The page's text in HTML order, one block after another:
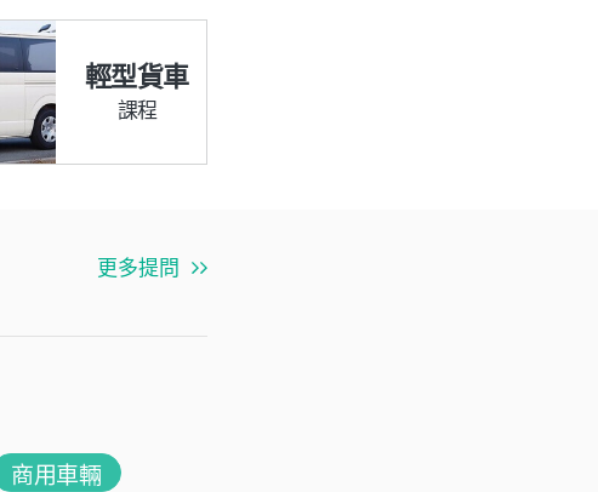
輕型貨車
課程
更多提問
商用車輛